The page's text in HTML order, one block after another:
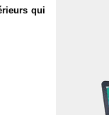
qui